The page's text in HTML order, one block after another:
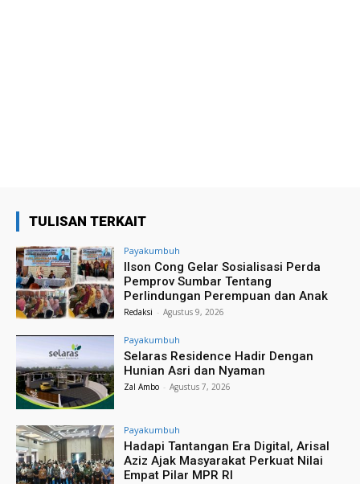
TULISAN TERKAIT
Payakumbuh
Ilson Cong Gelar Sosialisasi Perda
Pemprov Sumbar Tentang
Perlindungan Perempuan dan Anak
Redaksi - Agustus 9, 2026
Payakumbuh
Selaras Residence Hadir Dengan
Hunian Asri dan Nyaman
Zal Ambo - Agustus 7, 2026
Payakumbuh
Hadapi Tantangan Era Digital, Arisal
Aziz Ajak Masyarakat Perkuat Nilai
Empat Pilar MPR RI